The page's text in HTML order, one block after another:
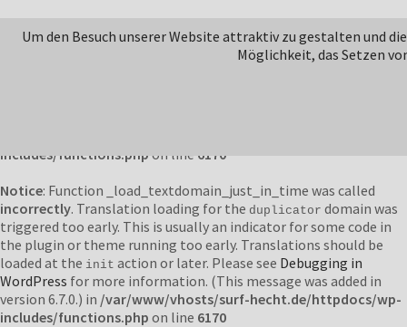
Notice
: Function _load_textdomain_just_in_time was called
incorrectly . Translation loading for thejetpackdomain was
triggered too early. This is usually an indicator for some code in
includes/functions.php on line 6170
Notice: Function _load_textdomain_just_in_time was called
incorrectly. Translation loading for the duplicator domain was
triggered too early. This is usually an indicator for some code in
the plugin or theme running too early. Translations should be
loaded at the init action or later. Please see Debugging in
WordPress for more information. (This message was added in
version 6.7.0.) in /var/www/vhosts/surf-hecht.de/httpdocs/wp-
includes/functions.php on line 6170
Um den Besuch unserer Website attraktiv zu gestalten und
Möglichkeit, das Setzen